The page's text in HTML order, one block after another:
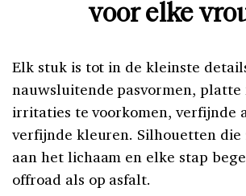
voor elke
Elk stuk is tot in de kleinste
nauwsluitende pasvormen, platte
irritaties te voorkomen, verfijnde
verfijnde kleuren. Silhouetten die
aan het lichaam en elke stap
offroad als op asfalt.